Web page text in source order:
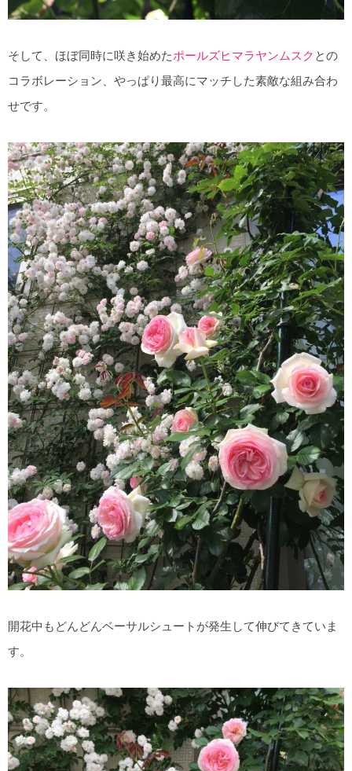
そして、ほぼ同時に咲き始めたポールズヒマラヤンムスク との
コラボレーション、やっぱり最高にマッチした素敵な組み合わ
せです。
開花中もどんどんベーサルシュートが発生して伸びてきていま
す。